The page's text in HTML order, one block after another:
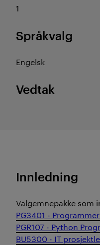
1
Språkvalg
Engelsk
Vedtak
Innledning
Valgemnepakke som
PG3401 -
PGR107 - Python
BU5300 - IT